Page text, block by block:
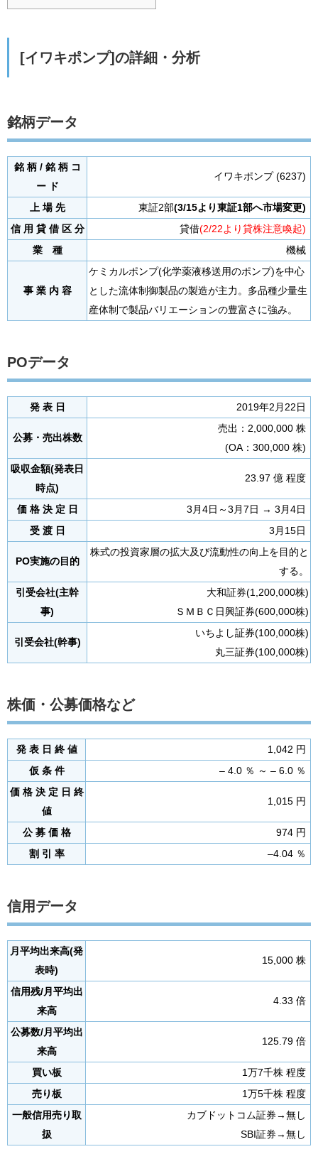
[イワキポンプ]の詳細・分析
銘柄データ
銘 柄 / 銘 柄 コ
ー ド
イワキポンプ (6237)
上 場 先 東証2部(3/15より東証1部へ市場変更)
信 用 貸 借 区 分
貸借(2/22より貸株注意喚起)
業 種
機械
事 業 内 容
ケミカルポンプ(化学薬液移送用のポンプ)を中心
とした流体制御製品の製造が主力。多品種少量生
産体制で製品バリエーションの豊富さに強み。
POデータ
発 表 日 2019年2月22日
公募・売出株数
売出：2,000,000 株
(OA：300,000 株)
吸収金額(発表日
時点)
23.97 億 程度
価 格 決 定 日
3月4日～3月7日 → 3月4日
受 渡 日
3月15日
PO実施の目的
株式の投資家層の拡大及び流動性の向上を目的と
する。
引受会社(主幹
事)
大和証券(1,200,000株)
ＳＭＢＣ日興証券(600,000株)
引受会社(幹事)
いちよし証券(100,000株)
丸三証券(100,000株)
株価・公募価格など
発 表 日 終 値
1,042 円
仮 条 件
– 4.0 ％ ～ – 6.0 ％
価 格 決 定 日 終
値
1,015 円
公 募 価 格
974 円
割 引 率
–4.04 ％
信用データ
月平均出来高(発
表時)
15,000 株
信用残/月平均出
来高
4.33 倍
公募数/月平均出
来高
125.79 倍
買い板
1万7千株 程度
売り板
1万5千株 程度
一般信用売り取
扱
カブドットコム証券→無し
SBI証券→無し